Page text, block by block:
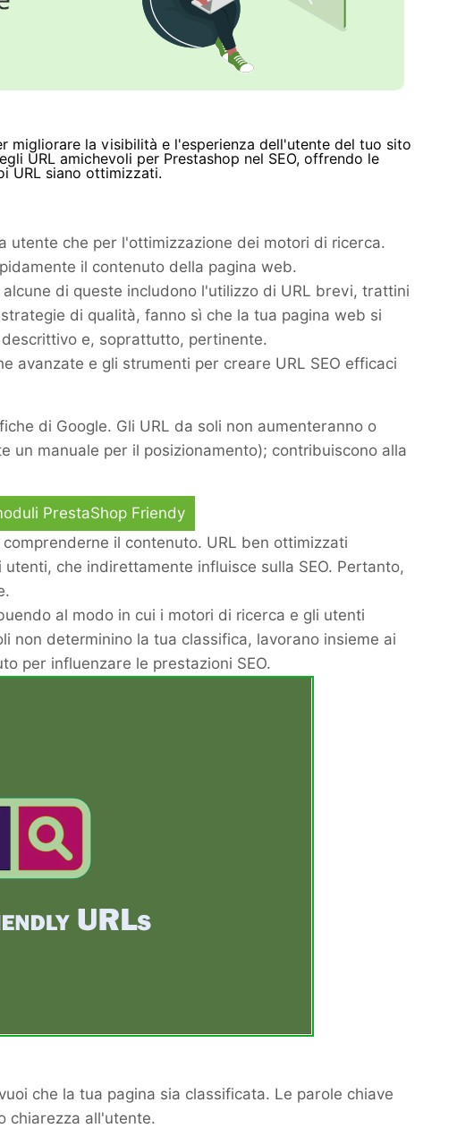
migliorare la visibilità e l'esperienza dell'utente del tuo sito
URL amichevoli per Prestashop nel SEO, offrendo le
URL siano ottimizzati.
utente che per l'ottimizzazione dei motori di ricerca.
il contenuto della pagina web.
di queste includono l'utilizzo di URL brevi, trattini
di qualità, fanno sì che la tua pagina web si
e, soprattutto, pertinente.
avanzate e gli strumenti per creare URL SEO efficaci
di Google. Gli URL da soli non aumenteranno o
un manuale per il posizionamento); contribuiscono alla
PrestaShop Friendy
il contenuto. URL ben ottimizzati
che indirettamente influisce sulla SEO. Pertanto,
al modo in cui i motori di ricerca e gli utenti
non determinino la tua classifica, lavorano insieme ai
per influenzare le prestazioni SEO.
che la tua pagina sia classificata. Le parole chiave
chiarezza all'utente.